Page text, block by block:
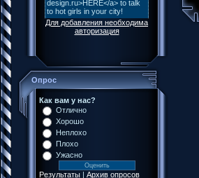
Для добавления необходима
авторизация
Опрос
Как вам у нас?
Отлично
Хорошо
Неплохо
Плохо
Ужасно
Результаты | Архив опросов